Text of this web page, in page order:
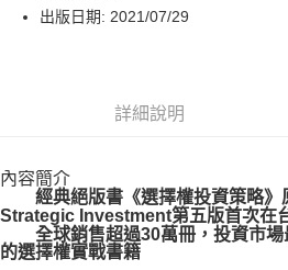
街口支付
博客來商品配送方式
每筆NT$80，滿NT$1,000(含以上)免運
出版日期: 2021/07/29
詳細說明
內容簡介
經典絕版書《選擇權投資策略》
Strategic Investment第五版首次在
全球銷售超過30萬冊，投資市場
的選擇權實戰書籍